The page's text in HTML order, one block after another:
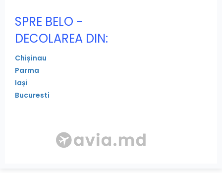
SPRE BELO -
DECOLAREA DIN:
Chișinau
Parma
Iași
Bucuresti